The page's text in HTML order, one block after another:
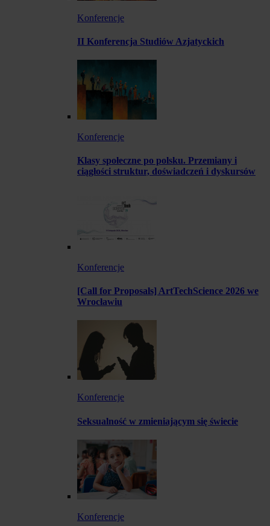
Konferencje
II Konferencja Studiów Azjatyckich
Konferencje
Klasy społeczne po polsku. Przemiany i
ciągłości struktur, doświadczeń i dyskursów
Konferencje
[Call for Proposals] ArtTechScience 2026 we
Wrocławiu
Konferencje
Seksualność w zmieniającym się świecie
Konferencje